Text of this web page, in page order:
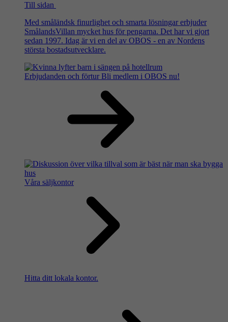
Till sidan
Med småländsk finurlighet och smarta lösningar erbjuder
SmålandsVillan mycket hus för pengarna. Det har vi gjort
sedan 1997. Idag är vi en del av OBOS - en av Nordens
största bostadsutvecklare.
Erbjudanden och förtur Bli medlem i OBOS nu!
Våra säljkontor
Hitta ditt lokala kontor.